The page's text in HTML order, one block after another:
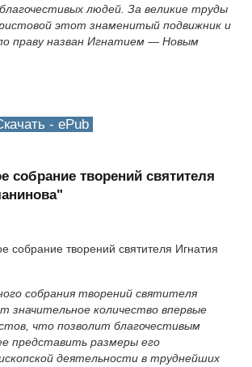
людей. За великие труды
этот знаменитый подвижник и
праву назван Игнатием — Новым
- ePub
собрание творений святителя
собрания творений святителя
значительное количество впервые
что позволит благочестивым
представить размеры его
деятельности в труднейших